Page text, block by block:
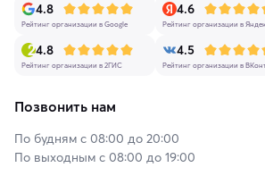
4.8
Рейтинг организации в Google
4.6
Рейтинг организации в
4.8
Рейтинг организации в 2ГИС
4.5
Рейтинг организации в
Позвонить нам
По будням с 08:00 до 20:00
По выходным с 08:00 до 19:00